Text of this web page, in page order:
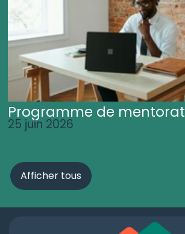
Programme de mentorat
25 juin 2026
Afficher tous